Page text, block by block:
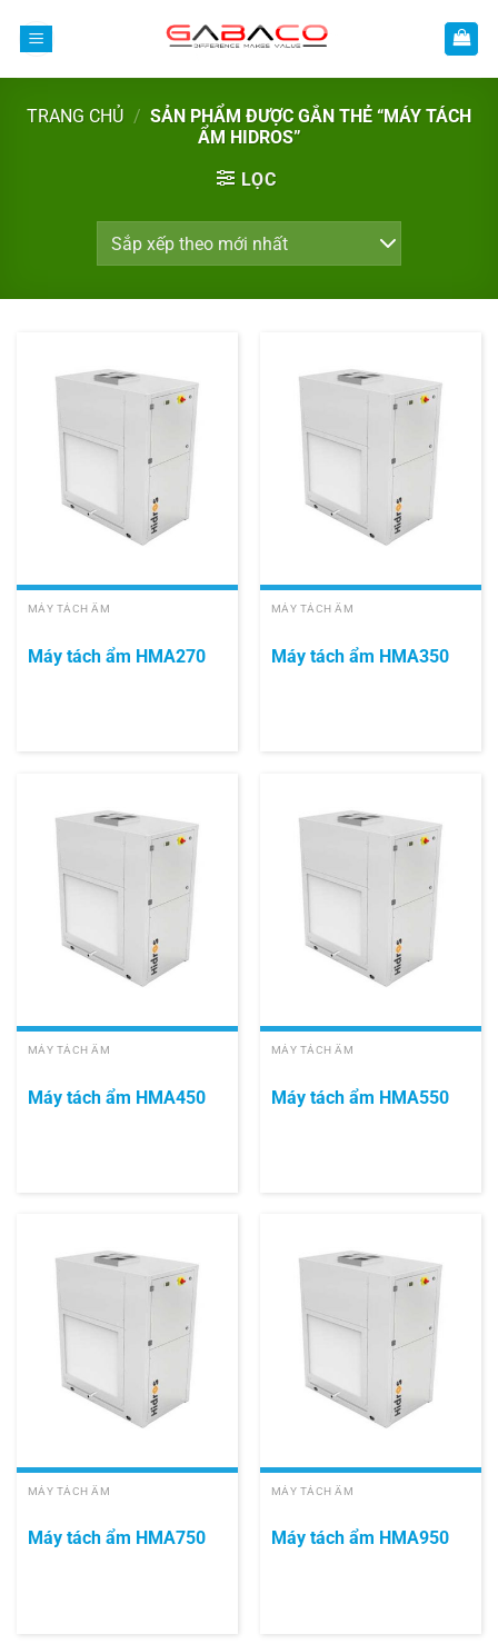
TRANG CHỦ / SẢN PHẨM ĐƯỢC GẮN THẺ “MÁY TÁCH
ẨM HIDROS”
LỌC
MÁY TÁCH ẨM
Máy tách ẩm HMA270
MÁY TÁCH ẨM
Máy tách ẩm HMA350
MÁY TÁCH ẨM
Máy tách ẩm HMA450
MÁY TÁCH ẨM
Máy tách ẩm HMA550
MÁY TÁCH ẨM
Máy tách ẩm HMA750
MÁY TÁCH ẨM
Máy tách ẩm HMA950